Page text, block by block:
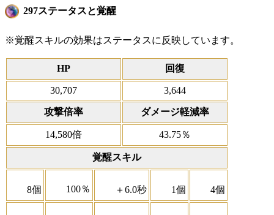
297ステータスと覚醒
※覚醒スキルの効果はステータスに反映しています。
HP 回復
30,707 3,644
攻撃倍率 ダメージ軽減率
14,580倍 43.75％
覚醒スキル
8個 100％ ＋6.0秒 1個 4個